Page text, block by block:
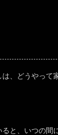
、どうやって
と、いつの間